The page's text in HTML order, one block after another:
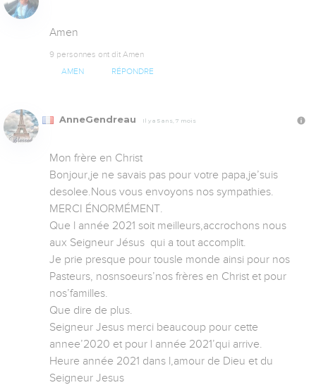
Amen
9 personnes ont dit Amen
AMEN RÉPONDRE
AnneGendreau Il y a 5 ans, 7 mois
Mon frère en Christ
Bonjour,je ne savais pas pour votre papa,je’suis
desolee.Nous vous envoyons nos sympathies.
MERCI ÉNORMÉMENT.
Que l année 2021 soit meilleurs,accrochons nous
aux Seigneur Jésus  qui a tout accomplit.
Je prie presque pour tousle monde ainsi pour nos
Pasteurs, nosnsoeurs’nos frères en Christ et pour
nos’familles.
Que dire de plus.
Seigneur Jesus merci beaucoup pour cette
annee’2020 et pour l année 2021’qui arrive.
Heure année 2021 dans l,amour de Dieu et du
Seigneur Jesus